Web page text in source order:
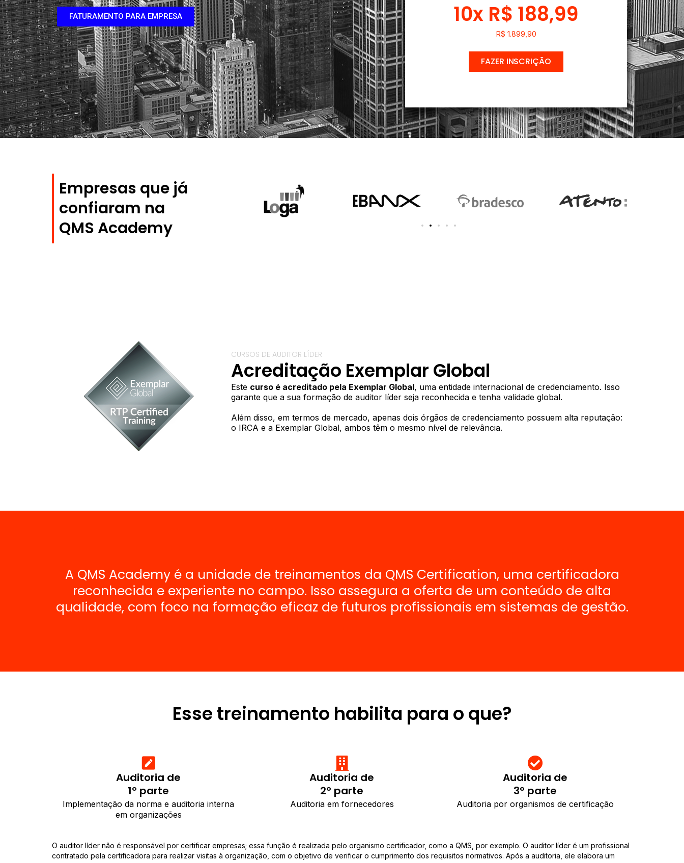
FATURAMENTO PARA EMPRESA 10x R$ 188,99
R$ 1.899,90
FAZER INSCRIÇÃO
Empresas que já
confiaram na
QMS Academy
CURSOS DE AUDITOR LÍDER
Acreditação Exemplar Global
Este curso é acreditado pela Exemplar Global, uma entidade internacional de credenciamento. Isso
garante que a sua formação de auditor líder seja reconhecida e tenha validade global.
Além disso, em termos de mercado, apenas dois órgãos de credenciamento possuem alta reputação:
o IRCA e a Exemplar Global, ambos têm o mesmo nível de relevância.
A QMS Academy é a unidade de treinamentos da QMS Certification, uma certificadora
reconhecida e experiente no campo. Isso assegura a oferta de um conteúdo de alta
qualidade, com foco na formação eficaz de futuros profissionais em sistemas de gestão.
Esse treinamento habilita para o que?
Auditoria de
1º parte
Implementação da norma e auditoria interna
em organizações
Auditoria de
2º parte
Auditoria em fornecedores
Auditoria de
3º parte
Auditoria por organismos de certificação
O auditor líder não é responsável por certificar empresas; essa função é realizada pelo organismo certificador, como a QMS, por exemplo. O auditor líder é um profissional
contratado pela certificadora para realizar visitas à organização, com o objetivo de verificar o cumprimento dos requisitos normativos. Após a auditoria, ele elabora um